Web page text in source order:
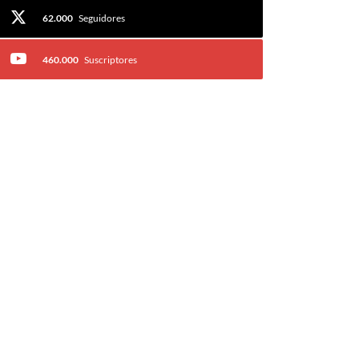
62.000 Seguidores
460.000 Suscriptores